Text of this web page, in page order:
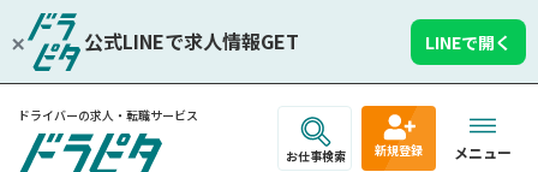
公式LINEで求人情報GET LINEで開く
ドライバーの求人・転職サービス
お仕事検索 新規登録 メニュー